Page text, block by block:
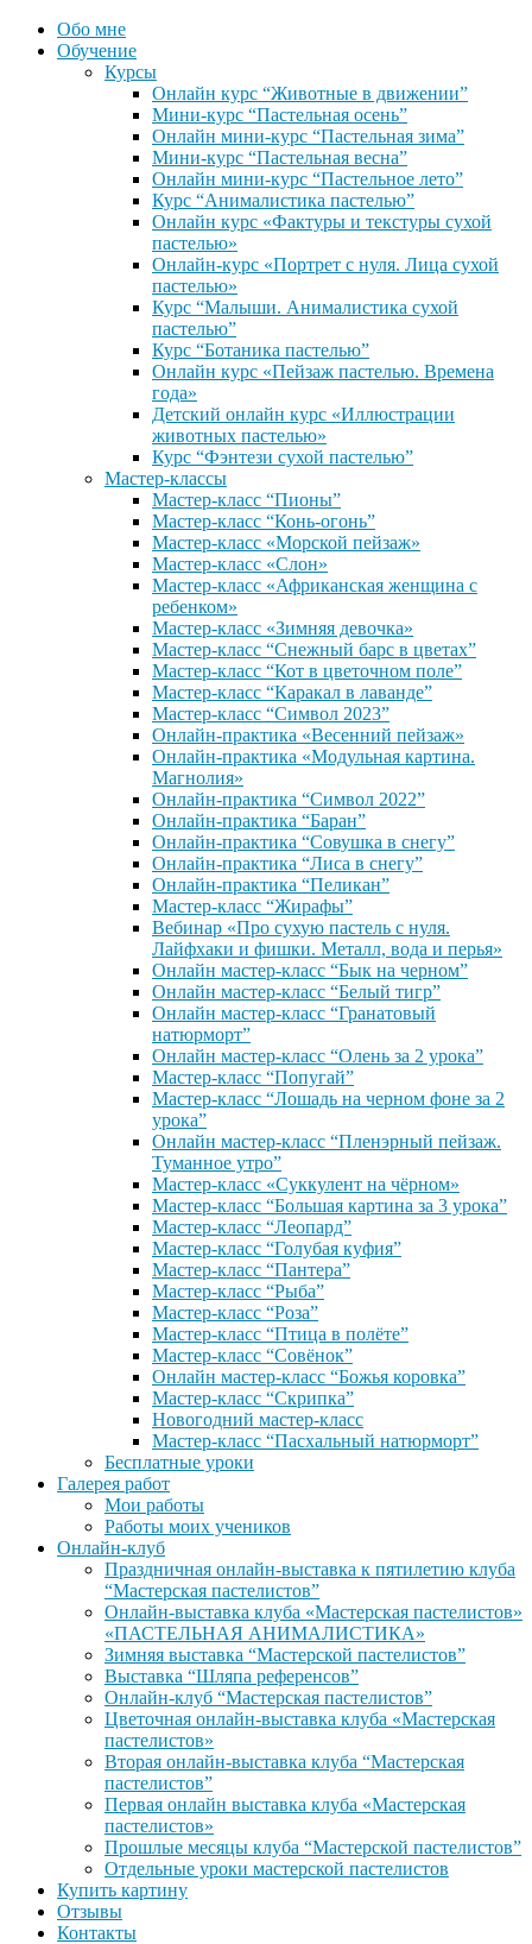
Обо мне
Обучение
Курсы
Онлайн курс “Животные в движении”
Мини-курс “Пастельная осень”
Онлайн мини-курс “Пастельная зима”
Мини-курс “Пастельная весна”
Онлайн мини-курс “Пастельное лето”
Курс “Анималистика пастелью”
Онлайн курс «Фактуры и текстуры сухой
пастелью»
Онлайн-курс «Портрет с нуля. Лица сухой
пастелью»
Курс “Малыши. Анималистика сухой
пастелью”
Курс “Ботаника пастелью”
Онлайн курс «Пейзаж пастелью. Времена
года»
Детский онлайн курс «Иллюстрации
животных пастелью»
Курс “Фэнтези сухой пастелью”
Мастер-классы
Мастер-класс “Пионы”
Мастер-класс “Конь-огонь”
Мастер-класс «Морской пейзаж»
Мастер-класс «Слон»
Мастер-класс «Африканская женщина с
ребенком»
Мастер-класс «Зимняя девочка»
Мастер-класс “Снежный барс в цветах”
Мастер-класс “Кот в цветочном поле”
Мастер-класс “Каракал в лаванде”
Мастер-класс “Символ 2023”
Онлайн-практика «Весенний пейзаж»
Онлайн-практика «Модульная картина.
Магнолия»
Онлайн-практика “Символ 2022”
Онлайн-практика “Баран”
Онлайн-практика “Совушка в снегу”
Онлайн-практика “Лиса в снегу”
Онлайн-практика “Пеликан”
Мастер-класс “Жирафы”
Вебинар «Про сухую пастель с нуля.
Лайфхаки и фишки. Металл, вода и перья»
Онлайн мастер-класс “Бык на черном”
Онлайн мастер-класс “Белый тигр”
Онлайн мастер-класс “Гранатовый
натюрморт”
Онлайн мастер-класс “Олень за 2 урока”
Мастер-класс “Попугай”
Мастер-класс “Лошадь на черном фоне за 2
урока”
Онлайн мастер-класс “Пленэрный пейзаж.
Туманное утро”
Мастер-класс «Суккулент на чёрном»
Мастер-класс “Большая картина за 3 урока”
Мастер-класс “Леопард”
Мастер-класс “Голубая куфия”
Мастер-класс “Пантера”
Мастер-класс “Рыба”
Мастер-класс “Роза”
Мастер-класс “Птица в полёте”
Мастер-класс “Совёнок”
Онлайн мастер-класс “Божья коровка”
Мастер-класс “Скрипка”
Новогодний мастер-класс
Мастер-класс “Пасхальный натюрморт”
Бесплатные уроки
Галерея работ
Мои работы
Работы моих учеников
Онлайн-клуб
Праздничная онлайн-выставка к пятилетию клуба
“Мастерская пастелистов”
Онлайн-выставка клуба «Мастерская пастелистов»
«ПАСТЕЛЬНАЯ АНИМАЛИСТИКА»
Зимняя выставка “Мастерской пастелистов”
Выставка “Шляпа референсов”
Онлайн-клуб “Мастерская пастелистов”
Цветочная онлайн-выставка клуба «Мастерская
пастелистов»
Вторая онлайн-выставка клуба “Мастерская
пастелистов”
Первая онлайн выставка клуба «Мастерская
пастелистов»
Прошлые месяцы клуба “Мастерской пастелистов”
Отдельные уроки мастерской пастелистов
Купить картину
Отзывы
Контакты